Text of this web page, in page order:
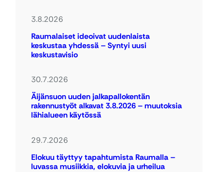
3.8.2026
Raumalaiset ideoivat uudenlaista
keskustaa yhdessä – Syntyi uusi
keskustavisio
30.7.2026
Äijänsuon uuden jalkapallokentän
rakennustyöt alkavat 3.8.2026 – muutoksia
lähialueen käytössä
29.7.2026
Elokuu täyttyy tapahtumista Raumalla –
luvassa musiikkia, elokuvia ja urheilua